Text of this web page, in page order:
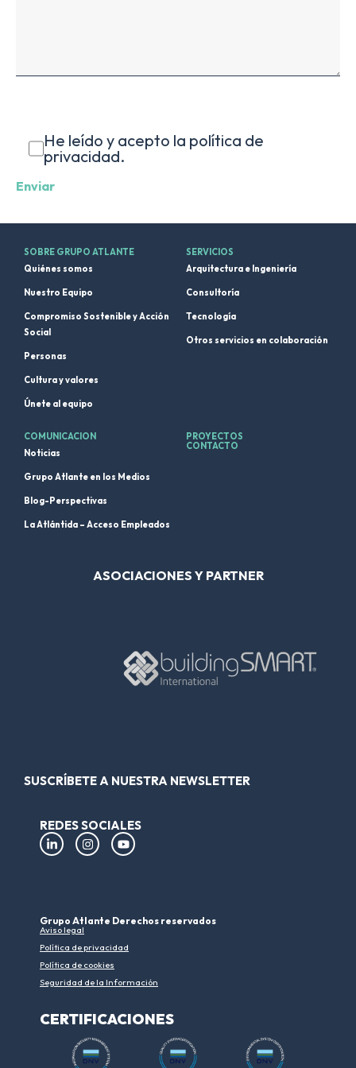
He leído y acepto la política de
privacidad.
SOBRE GRUPO ATLANTE
Quiénes somos
Nuestro Equipo
Compromiso Sostenible y Acción
Social
Personas
Cultura y valores
Únete al equipo
SERVICIOS
Arquitectura e Ingeniería
Consultoría
Tecnología
Otros servicios en colaboración
COMUNICACION
Noticias
Grupo Atlante en los Medios
Blog-Perspectivas
La Atlántida – Acceso Empleados
PROYECTOS
CONTACTO
ASOCIACIONES Y PARTNER
SUSCRÍBETE A NUESTRA NEWSLETTER
REDES SOCIALES
Grupo Atlante Derechos reservados
Aviso legal
Política de privacidad
Política de cookies
Seguridad de la Información
CERTIFICACIONES